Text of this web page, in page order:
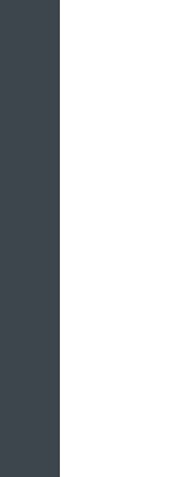
Я
Швед Эрик
сборная